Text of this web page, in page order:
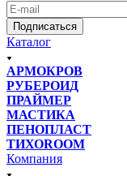
Подписаться
Каталог
АРМОКРОВ
РУБЕРОИД
ПРАЙМЕР
МАСТИКА
ПЕНОПЛАСТ
ТИХОROOM
Компания